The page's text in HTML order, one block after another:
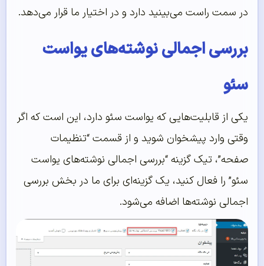
در سمت راست می‌بینید دارد و در اختیار ما قرار می‌دهد.
بررسی اجمالی نوشته‌های یواست
سئو
یکی از قابلیت‌هایی که یواست سئو دارد، این است که اگر
وقتی وارد پیشخوان شوید و از قسمت “تنظیمات
صفحه”، تیک گزینه “بررسی اجمالی نوشته‌های یواست
سئو” را فعال کنید، یک گزینه‌ای برای ما در بخش بررسی
اجمالی نوشته‌ها اضافه می‌شود.